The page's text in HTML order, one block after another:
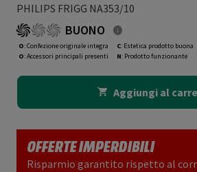
PHILIPS FRIGG NA353/10
BUONO
O: Confezione originale integra
O: Accessori principali presenti
C: Estetica prodotto buona
N: Prodotto funzionante
Aggiungi al
OFFERTE IMPERDIBILI
Risparmio garantito rispetto al